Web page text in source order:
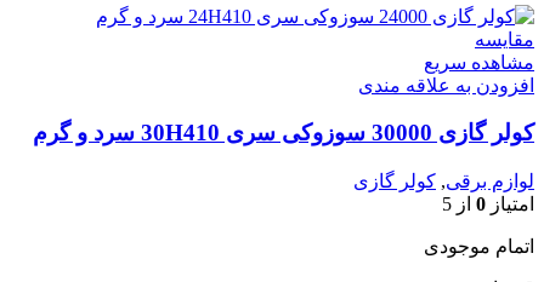
مقایسه
مشاهده سریع
افزودن به علاقه مندی
کولر گازی 30000 سوزوکی سری 30H410 سرد و گرم
لوازم برقی, کولر گازی
امتیاز 0 از 5
اتمام موجودی